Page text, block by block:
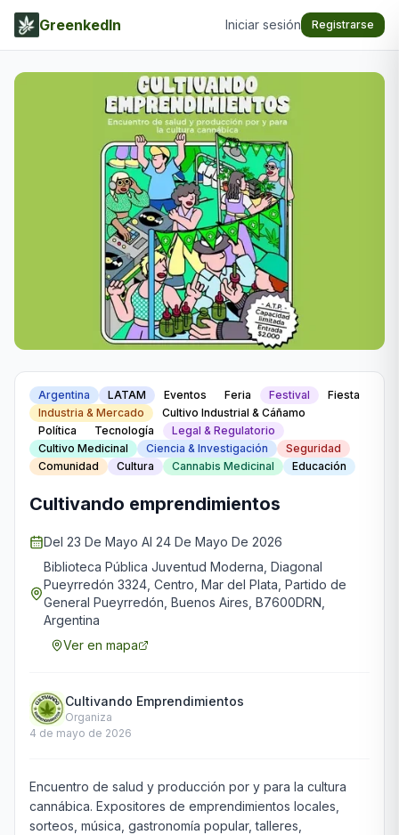
GreenkedIn Iniciar sesión Registrarse
Argentina LATAM Eventos Feria Festival
Fiesta
Industria & Mercado
Cultivo Industrial & Cáñamo
Política
Tecnología
Legal & Regulatorio
Cultivo Medicinal
Ciencia & Investigación
Seguridad
Comunidad
Cultura Cannabis Medicinal Educación
Cultivando emprendimientos
Del 23 De Mayo Al 24 De Mayo De 2026
Biblioteca Pública Juventud Moderna, Diagonal
Pueyrredón 3324, Centro, Mar del Plata, Partido de
General Pueyrredón, Buenos Aires, B7600DRN,
Argentina
Ver en mapa
Cultivando Emprendimientos
Organiza
4 de mayo de 2026
Encuentro de salud y producción por y para la cultura
cannábica. Expositores de emprendimientos locales,
sorteos, música, gastronomía popular, talleres,